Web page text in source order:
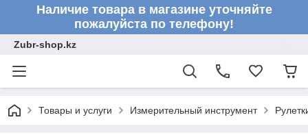
Наличие товара в магазине уточняйте
пожалуйста по телефону!
Zubr-shop.kz
Товары и услуги Измерительный инструмент